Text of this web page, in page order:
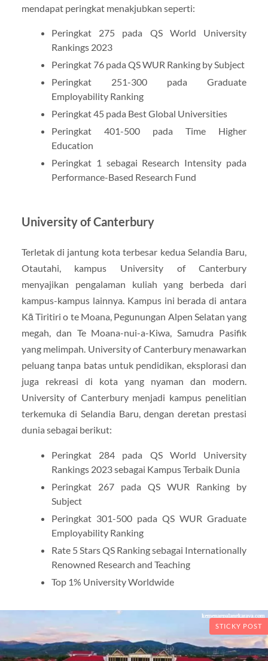
mendapat peringkat menakjubkan seperti:
Peringkat 275 pada QS World University
Rankings 2023
Peringkat 76 pada QS WUR Ranking by Subject
Peringkat 251-300 pada Graduate
Employability Ranking
Peringkat 45 pada Best Global Universities
Peringkat 401-500 pada Time Higher
Education
Peringkat 1 sebagai Research Intensity pada
Performance-Based Research Fund
University of Canterbury
Terletak di jantung kota terbesar kedua Selandia Baru,
Otautahi, kampus University of Canterbury
menyajikan pengalaman kuliah yang berbeda dari
kampus-kampus lainnya. Kampus ini berada di antara
Kā Tiritiri o te Moana, Pegunungan Alpen Selatan yang
megah, dan Te Moana-nui-a-Kiwa, Samudra Pasifik
yang melimpah. University of Canterbury menawarkan
peluang tanpa batas untuk pendidikan, eksplorasi dan
juga rekreasi di kota yang nyaman dan modern.
University of Canterbury menjadi kampus penelitian
terkemuka di Selandia Baru, dengan deretan prestasi
dunia sebagai berikut:
Peringkat 284 pada QS World University
Rankings 2023 sebagai Kampus Terbaik Dunia
Peringkat 267 pada QS WUR Ranking by
Subject
Peringkat 301-500 pada QS WUR Graduate
Employability Ranking
Rate 5 Stars QS Ranking sebagai Internationally
Renowned Research and Teaching
Top 1% University Worldwide
STICKY POST